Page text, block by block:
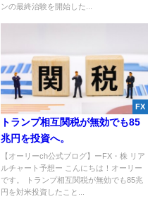
ンの最終治験を開始した...
FX
トランプ相互関税が無効でも85
兆円を投資へ。
【オーリーch公式ブログ】ーFX・株 リア
ルチャート予想ー こんにちは！オーリー
です。 トランプ相互関税が無効でも85兆
円を対米投資したこと...